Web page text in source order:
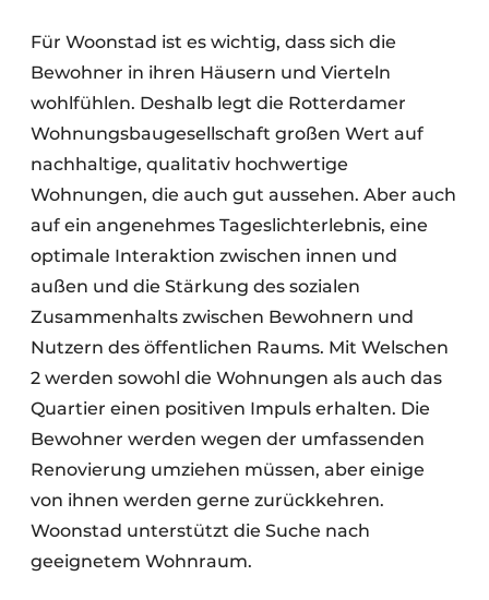
Für Woonstad ist es wichtig, dass sich die
Bewohner in ihren Häusern und Vierteln
wohlfühlen. Deshalb legt die Rotterdamer
Wohnungsbaugesellschaft großen Wert auf
nachhaltige, qualitativ hochwertige
Wohnungen, die auch gut aussehen. Aber auch
auf ein angenehmes Tageslichterlebnis, eine
optimale Interaktion zwischen innen und
außen und die Stärkung des sozialen
Zusammenhalts zwischen Bewohnern und
Nutzern des öffentlichen Raums. Mit Welschen
2 werden sowohl die Wohnungen als auch das
Quartier einen positiven Impuls erhalten. Die
Bewohner werden wegen der umfassenden
Renovierung umziehen müssen, aber einige
von ihnen werden gerne zurückkehren.
Woonstad unterstützt die Suche nach
geeignetem Wohnraum.